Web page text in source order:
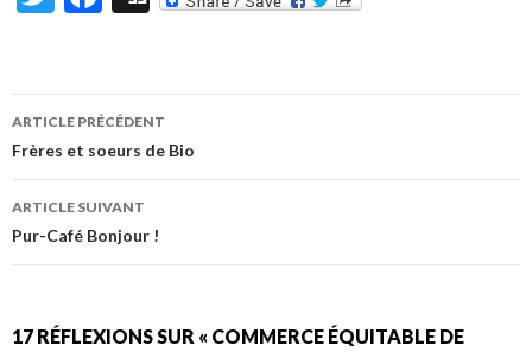
er b
o
o
k
Navigation
des
articles
ARTICLE PRÉCÉDENT
Frères et soeurs de Bio
ARTICLE SUIVANT
Pur-Café Bonjour !
17 RÉFLEXIONS SUR « COMMERCE ÉQUITABLE DE